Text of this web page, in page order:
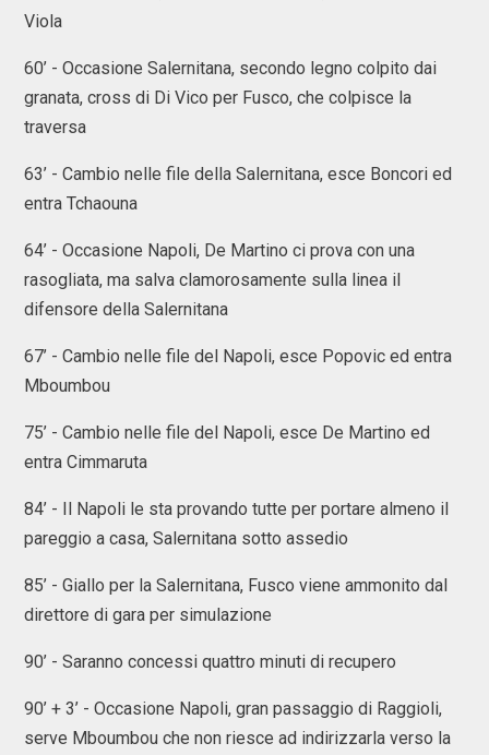
Viola
60’ - Occasione Salernitana, secondo legno colpito dai
granata, cross di Di Vico per Fusco, che colpisce la
traversa
63’ - Cambio nelle file della Salernitana, esce Boncori ed
entra Tchaouna
64’ - Occasione Napoli, De Martino ci prova con una
rasogliata, ma salva clamorosamente sulla linea il
difensore della Salernitana
67’ - Cambio nelle file del Napoli, esce Popovic ed entra
Mboumbou
75’ - Cambio nelle file del Napoli, esce De Martino ed
entra Cimmaruta
84’ - Il Napoli le sta provando tutte per portare almeno il
pareggio a casa, Salernitana sotto assedio
85’ - Giallo per la Salernitana, Fusco viene ammonito dal
direttore di gara per simulazione
90’ - Saranno concessi quattro minuti di recupero
90’ + 3’ - Occasione Napoli, gran passaggio di Raggioli,
serve Mboumbou che non riesce ad indirizzarla verso la